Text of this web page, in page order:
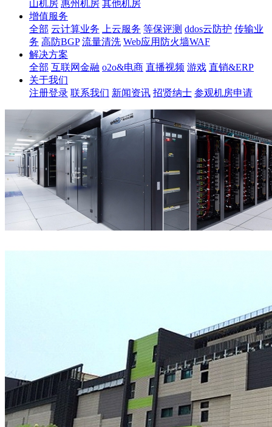
山机房 惠州机房 其他机房
增值服务
全部 云计算业务 上云服务 等保评测 ddos云防护 传输业
务 高防BGP 流量清洗 Web应用防火墙WAF
解决方案
全部 互联网金融 o2o&电商 直播视频 游戏 直销&ERP
关于我们
注册登录 联系我们 新闻资讯 招贤纳士 参观机房申请